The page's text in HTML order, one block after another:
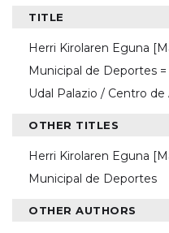
TITLE
Herri Kirolaren Eguna
Municipal de Deportes
Udal Palazio / Centro
OTHER TITLES
Herri Kirolaren Eguna
Municipal de Deportes
OTHER AUTHORS